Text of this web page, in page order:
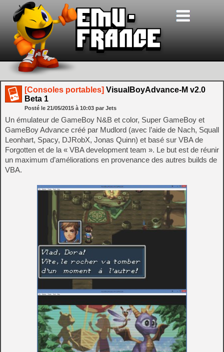
[Consoles portables] VisualBoyAdvance-M v2.0
Beta 1
Posté le 21/05/2015 à 10:03 par Jets
Un émulateur de GameBoy N&B et color, Super GameBoy et
GameBoy Advance créé par Mudlord (avec l’aide de Nach, Squall
Leonhart, Spacy, DJRobX, Jonas Quinn) et basé sur VBA de
Forgotten et de la « VBA development team ». Le but est de réunir
un maximum d’améliorations en provenance des autres builds de
VBA.